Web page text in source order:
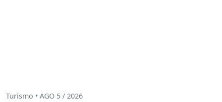
Turismo • AGO 5 / 2026